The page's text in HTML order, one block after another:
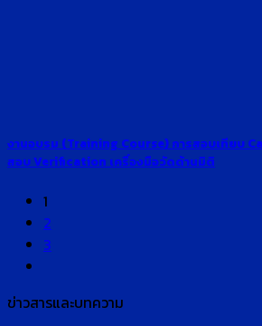
งานอบรม (Training Course) การสอบเทียบ
สอบ Verification เครื่องมือวัดด้านมิติ
1
2
3
ข่าวสารและบทความ